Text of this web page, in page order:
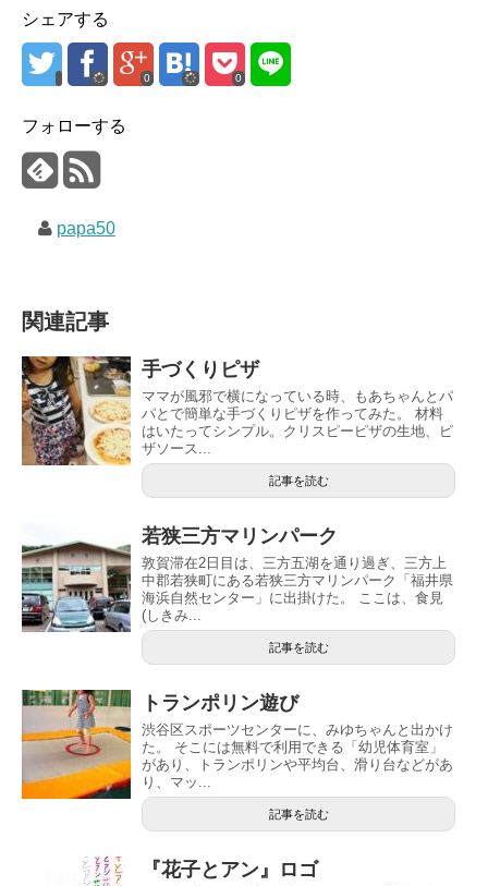
シェアする
0 0
フォローする
papa50
関連記事
手づくりピザ
ママが風邪で横になっている時、もあちゃんとパ
パとで簡単な手づくりピザを作ってみた。 材料
はいたってシンプル。クリスピーピザの生地、ピ
ザソース...
記事を読む
若狭三方マリンパーク
敦賀滞在2日目は、三方五湖を通り過ぎ、三方上
中郡若狭町にある若狭三方マリンパーク「福井県
海浜自然センター」に出掛けた。 ここは、食見
(しきみ...
記事を読む
トランポリン遊び
渋谷区スポーツセンターに、みゆちゃんと出かけ
た。 そこには無料で利用できる「幼児体育室」
があり、トランポリンや平均台、滑り台などがあ
り、マッ...
記事を読む
『花子とアン』ロゴ